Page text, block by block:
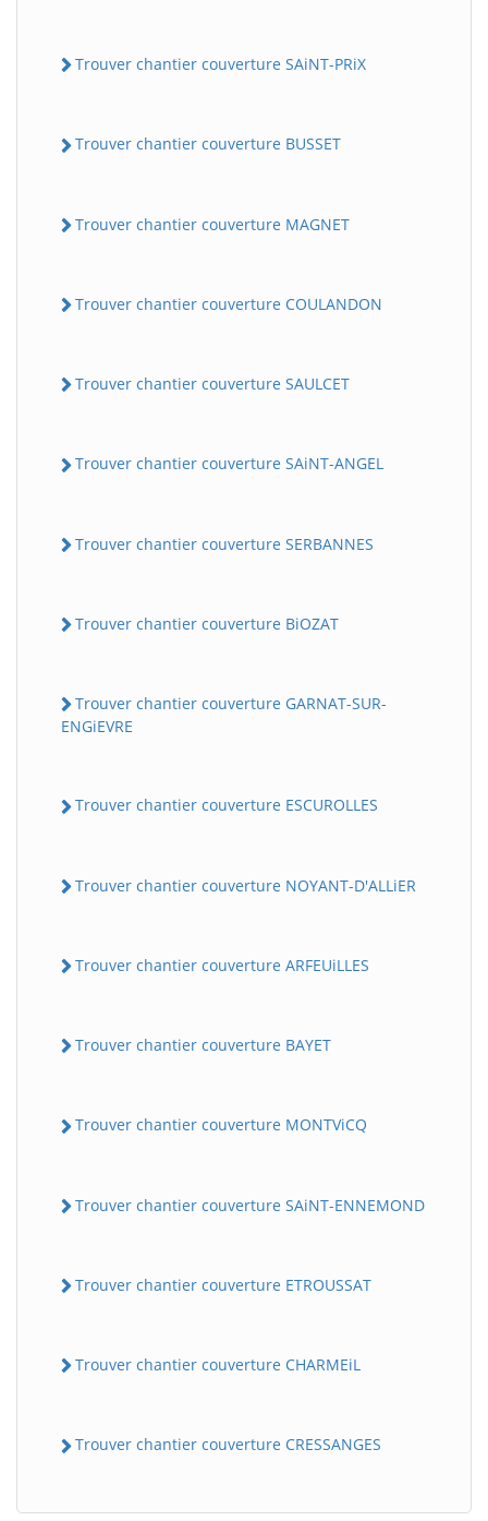
Trouver chantier couverture SAiNT-PRiX
Trouver chantier couverture BUSSET
Trouver chantier couverture MAGNET
Trouver chantier couverture COULANDON
Trouver chantier couverture SAULCET
Trouver chantier couverture SAiNT-ANGEL
Trouver chantier couverture SERBANNES
Trouver chantier couverture BiOZAT
Trouver chantier couverture GARNAT-SUR-
ENGiEVRE
Trouver chantier couverture ESCUROLLES
Trouver chantier couverture NOYANT-D'ALLiER
Trouver chantier couverture ARFEUiLLES
Trouver chantier couverture BAYET
Trouver chantier couverture MONTViCQ
Trouver chantier couverture SAiNT-ENNEMOND
Trouver chantier couverture ETROUSSAT
Trouver chantier couverture CHARMEiL
Trouver chantier couverture CRESSANGES
BatiWebPro
BatiWebPro